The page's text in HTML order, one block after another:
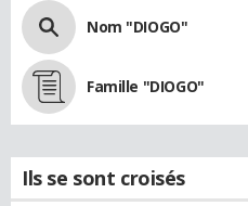
Nom "DIOGO"
Famille "DIOGO"
Ils se sont croisés